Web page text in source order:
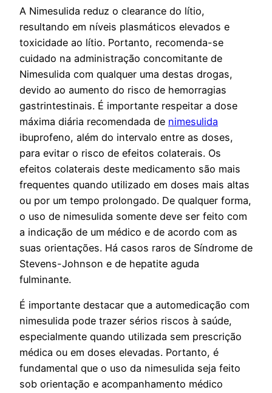
A Nimesulida reduz o clearance do lítio,
resultando em níveis plasmáticos elevados e
toxicidade ao lítio. Portanto, recomenda-se
cuidado na administração concomitante de
Nimesulida com qualquer uma destas drogas,
devido ao aumento do risco de hemorragias
gastrintestinais. É importante respeitar a dose
máxima diária recomendada de nimesulida
ibuprofeno, além do intervalo entre as doses,
para evitar o risco de efeitos colaterais. Os
efeitos colaterais deste medicamento são mais
frequentes quando utilizado em doses mais altas
ou por um tempo prolongado. De qualquer forma,
o uso de nimesulida somente deve ser feito com
a indicação de um médico e de acordo com as
suas orientações. Há casos raros de Síndrome de
Stevens-Johnson e de hepatite aguda
fulminante.
É importante destacar que a automedicação com
nimesulida pode trazer sérios riscos à saúde,
especialmente quando utilizada sem prescrição
médica ou em doses elevadas. Portanto, é
fundamental que o uso da nimesulida seja feito
sob orientação e acompanhamento médico